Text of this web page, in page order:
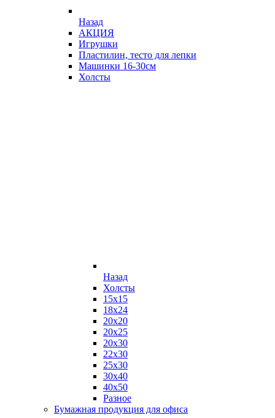
Назад
АКЦИЯ
Игрушки
Пластилин, тесто для лепки
Машинки 16-30см
Холсты
Назад
Холсты
15х15
18х24
20х20
20х25
20х30
22х30
25х30
30х40
40х50
Разное
Бумажная продукция для офиса